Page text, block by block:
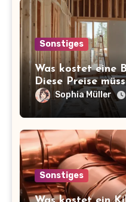
Sonstiges
Was kostet eine
Diese Preise
Sophia Müller
Sonstiges